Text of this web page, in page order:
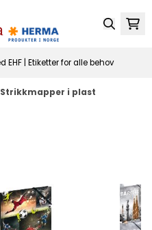
EHF | Etiketter for alle behov
Strikkmapper i plast